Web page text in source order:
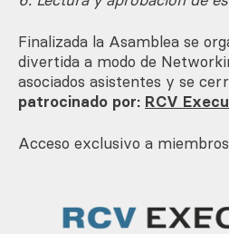
Finalizada la Asamblea se
divertida a modo de
asociados asistentes y se
patrocinado por: RCV
Acceso exclusivo a